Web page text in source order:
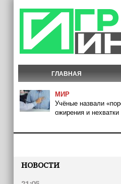
ГЛАВНАЯ
МИР
Учёные назвали
ожирения и
НОВОСТИ